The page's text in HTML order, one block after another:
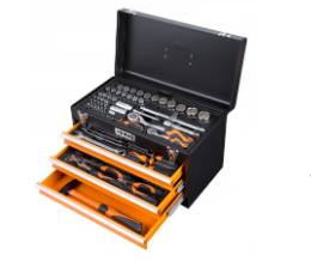
Aparate de spalat cu presiune
Foarfece gard viu
Freze de zapada
Despicatoare busteni
Ingrijire gazon
Motocoase
Motoferastraie